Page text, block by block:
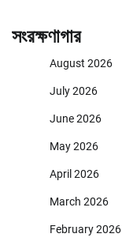
সংরক্ষণাগার
August 2026
July 2026
June 2026
May 2026
April 2026
March 2026
February 2026